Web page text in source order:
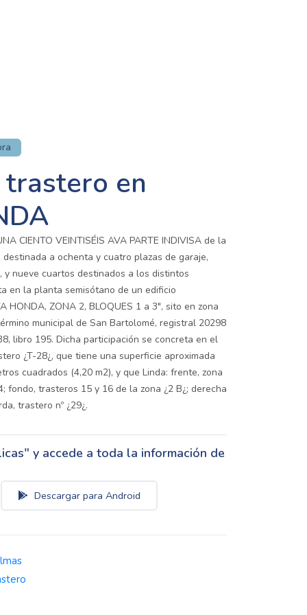
en
CIENTO VEINTISÉIS AVA PARTE INDIVISA de la
destinada a ochenta y cuatro plazas de garaje,
nueve cuartos destinados a los distintos
en la planta semisótano de un edificio
HONDA, ZONA 2, BLOQUES 1 a 3", sito en zona
municipal de San Bartolomé, registral 20298
libro 195. Dicha participación se concreta en el
¿T-28¿, que tiene una superficie aproximada
cuadrados (4,20 m2), y que Linda: frente, zona
fondo, trasteros 15 y 16 de la zona ¿2 B¿; derecha
trastero nº ¿29¿.
y accede a toda la información de
Descargar para Android